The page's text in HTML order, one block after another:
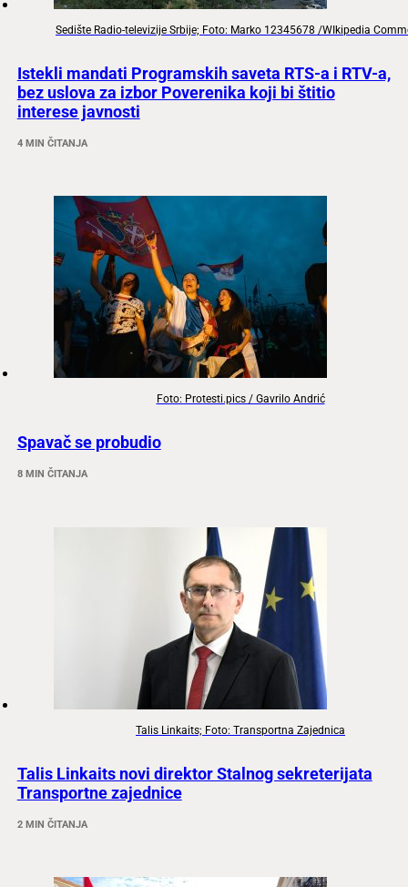
Sedište Radio-televizije Srbije; Foto: Marko 12345678 /WIkipedia
Istekli mandati Programskih saveta RTS-a i RTV-a,
bez uslova za izbor Poverenika koji bi štitio
interese javnosti
4 MIN ČITANJA
Foto: Protesti.pics / Gavrilo Andrić
Spavač se probudio
8 MIN ČITANJA
Talis Linkaits; Foto: Transportna Zajednica
Talis Linkaits novi direktor Stalnog sekreterijata
Transportne zajednice
2 MIN ČITANJA